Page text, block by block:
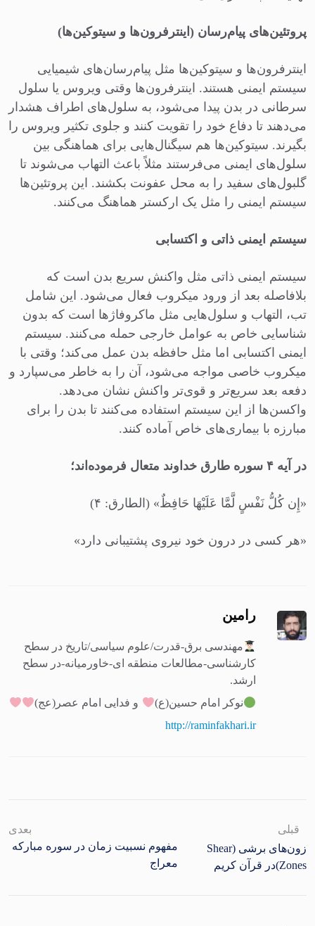
پروتئین‌های پیام‌رسان (اینترفرون‌ها و سیتوکین‌ها)
اینترفرون‌ها و سیتوکین‌ها مثل پیام‌رسان‌های شیمیایی
سیستم ایمنی هستند. اینترفرون‌ها وقتی ویروس یا سلول
سرطانی در بدن پیدا می‌شود، به سلول‌های اطراف هشدار
می‌دهند تا دفاع خود را تقویت کنند و جلوی تکثیر ویروس را
بگیرند. سیتوکین‌ها هم سیگنال‌هایی برای هماهنگی بین
سلول‌های ایمنی می‌فرستند مثلاً باعث التهاب می‌شوند تا
گلبول‌های سفید را به محل عفونت بکشند. این پروتئین‌ها
سیستم ایمنی را مثل یک ارکستر هماهنگ می‌کنند.
سیستم ایمنی ذاتی و اکتسابی
سیستم ایمنی ذاتی مثل واکنش سریع بدن است که
بلافاصله بعد از ورود میکروب فعال می‌شود. این شامل
تب، التهاب و سلول‌هایی مثل ماکروفاژها است که بدون
شناسایی خاص به عوامل خارجی حمله می‌کنند. سیستم
ایمنی اکتسابی اما مثل حافظه بدن عمل می‌کند؛ وقتی با
میکروب خاصی مواجه می‌شود، آن را به خاطر می‌سپارد و
دفعه بعد سریع‌تر و قوی‌تر واکنش نشان می‌دهد.
واکسن‌ها از این سیستم استفاده می‌کنند تا بدن را برای
مبارزه با بیماری‌های خاص آماده کنند.
در آیه ۴ سوره طارق خداوند متعال فرموده‌اند؛
«إِن کُلُّ نَفْسٍ لَّمَّا عَلَیْهَا حَافِظٌ» (الطارق: ۴)
«هر کسی در درون خود نیروی پشتیبانی دارد»
رامین
مهندسی برق-قدرت/علوم سیاسی/تاریخ در سطح
کارشناسی-مطالعات منطقه ای-خاورمیانه-در سطح
ارشد.
نوکر امام حسین(ع)
و فدایی امام عصر(عج)
http://raminfakhari.ir
قبلی
زون‌های برشی (Shear
Zones)در قرآن کریم
بعدی
مفهوم نسبیت زمان در سوره مبارکه
معراج